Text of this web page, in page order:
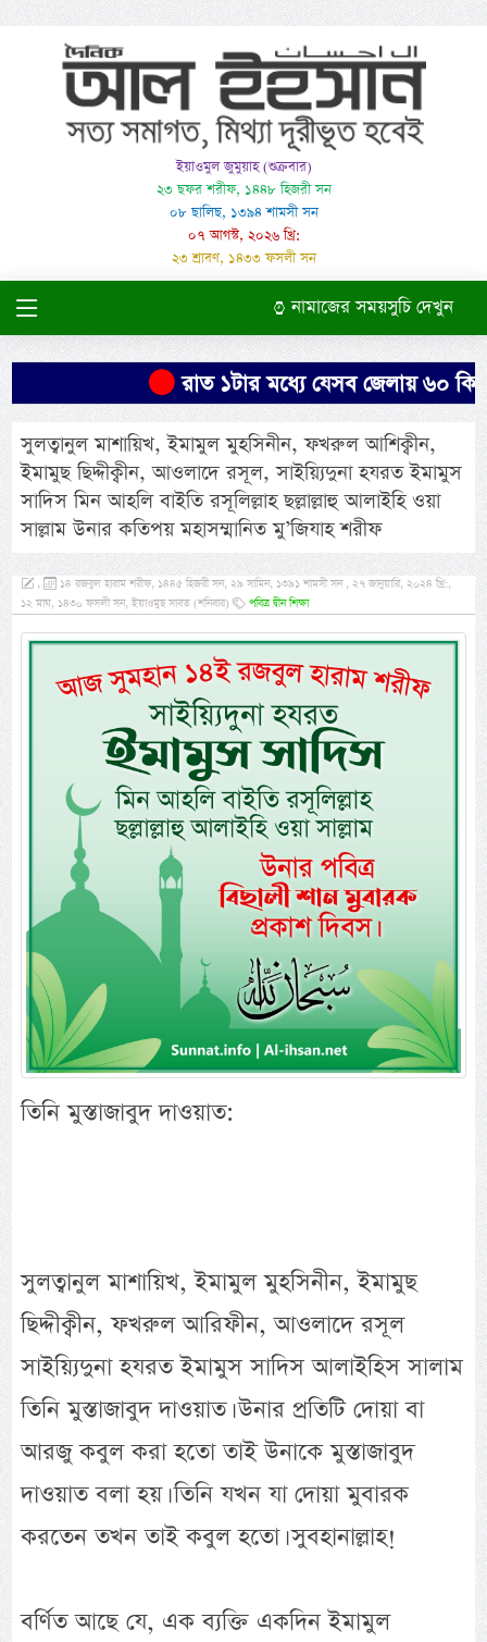
ইয়াওমুল জুমুয়াহ (শুক্রবার)
২৩ ছফর শরীফ, ১৪৪৮ হিজরী সন
০৮ ছালিছ, ১৩৯৪ শামসী সন
০৭ আগস্ট, ২০২৬ খ্রি:
২৩ শ্রাবণ, ১৪৩৩ ফসলী সন
নামাজের সময়সুচি দেখুন
রাত ১টার মধ্যে যেসব জেলায় ৬০ কিমি
সুলত্বানুল মাশায়িখ, ইমামুল মুহসিনীন, ফখরুল আশিক্বীন,
ইমামুছ ছিদ্দীক্বীন, আওলাদে রসূল, সাইয়্যিদুনা হযরত ইমামুস
সাদিস মিন আহলি বাইতি রসূলিল্লাহ ছল্লাল্লাহু আলাইহি ওয়া
সাল্লাম উনার কতিপয় মহাসম্মানিত মু’জিযাহ শরীফ
,
১৪ রজবুল হারাম শরীফ, ১৪৪৫ হিজরী সন, ২৯ সামিন, ১৩৯১ শামসী সন , ২৭ জানুয়ারি, ২০২৪ খ্রি:,
১২ মাঘ, ১৪৩০ ফসলী সন, ইয়াওমুছ সাবত (শনিবার)
পবিত্র দ্বীন শিক্ষা
তিনি মুস্তাজাবুদ দাওয়াত:
সুলত্বানুল মাশায়িখ, ইমামুল মুহসিনীন, ইমামুছ
ছিদ্দীক্বীন, ফখরুল আরিফীন, আওলাদে রসূল
সাইয়্যিদুনা হযরত ইমামুস সাদিস আলাইহিস সালাম
তিনি মুস্তাজাবুদ দাওয়াত। উনার প্রতিটি দোয়া বা
আরজু কবুল করা হতো তাই উনাকে মুস্তাজাবুদ
দাওয়াত বলা হয়। তিনি যখন যা দোয়া মুবারক
করতেন তখন তাই কবুল হতো। সুবহানাল্লাহ!
বর্ণিত আছে যে, এক ব্যক্তি একদিন ইমামুল